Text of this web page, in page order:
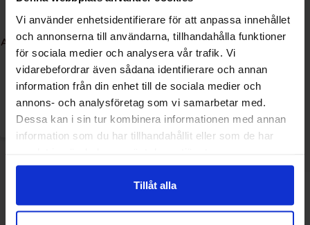
Vi använder enhetsidentifierare för att anpassa innehållet
och annonserna till användarna, tillhandahålla funktioner
för sociala medier och analysera vår trafik. Vi
vidarebefordrar även sådana identifierare och annan
information från din enhet till de sociala medier och
annons- och analysföretag som vi samarbetar med.
Dessa kan i sin tur kombinera informationen med annan
information som du har tillhandahållit eller som de har
Tillåt alla
A&W Root Beer 355ml 12-pack
Logga in för att handla
Andra gillade